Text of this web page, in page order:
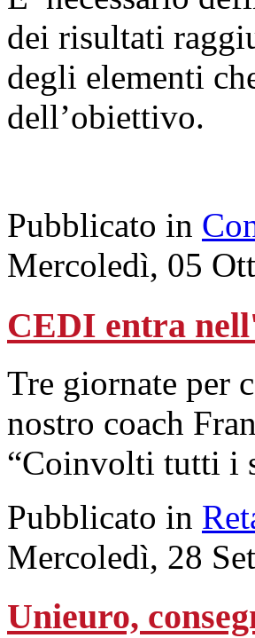
dei risultati
degli elementi
dell’obiettivo.
Pubblicato in
Mercoledì, 05
CEDI entra
Tre giornate per
nostro coach
“Coinvolti tutti i
Pubblicato in
Mercoledì, 28
Unieuro,